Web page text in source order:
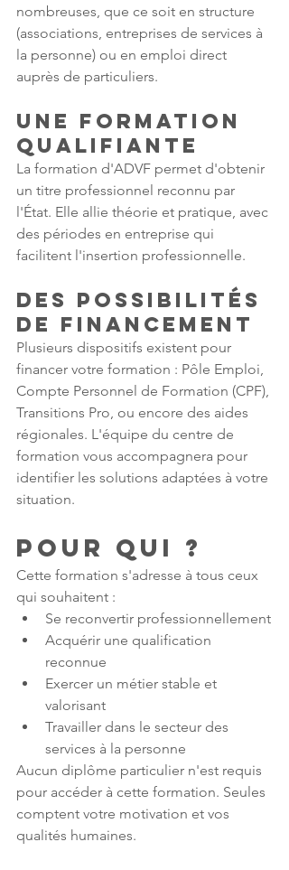
nombreuses, que ce soit en structure
(associations, entreprises de services à
la personne) ou en emploi direct
auprès de particuliers.
Une formation
qualifiante
La formation d'ADVF permet d'obtenir
un titre professionnel reconnu par
l'État. Elle allie théorie et pratique, avec
des périodes en entreprise qui
facilitent l'insertion professionnelle.
Des possibilités
de financement
Plusieurs dispositifs existent pour
financer votre formation : Pôle Emploi,
Compte Personnel de Formation (CPF),
Transitions Pro, ou encore des aides
régionales. L'équipe du centre de
formation vous accompagnera pour
identifier les solutions adaptées à votre
situation.
Pour qui ?
Cette formation s'adresse à tous ceux
qui souhaitent :
Se reconvertir professionnellement
Acquérir une qualification
reconnue
Exercer un métier stable et
valorisant
Travailler dans le secteur des
services à la personne
Aucun diplôme particulier n'est requis
pour accéder à cette formation. Seules
comptent votre motivation et vos
qualités humaines.